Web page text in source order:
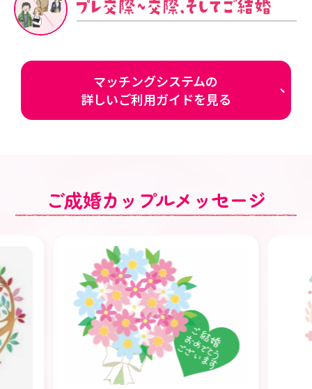
マッチングシステムの
詳しいご利用ガイドを見る
ご成婚カップルメッセージ